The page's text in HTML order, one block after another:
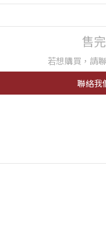
售完
若想購買，請
聯絡我